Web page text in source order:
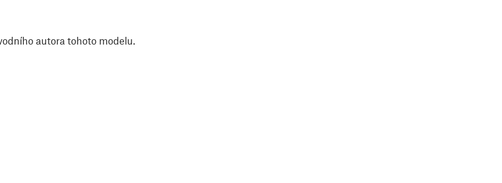
autora tohoto modelu.